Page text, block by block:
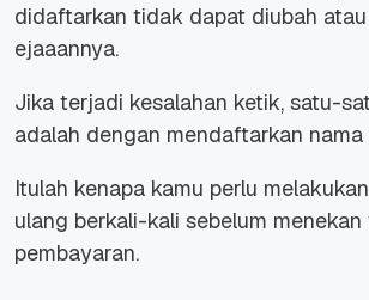
didaftarkan tidak dapat diubah
ejaaannya.
Jika terjadi kesalahan ketik, satu-
adalah dengan mendaftarkan nama
Itulah kenapa kamu perlu
ulang berkali-kali sebelum
pembayaran.